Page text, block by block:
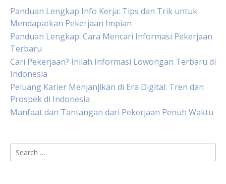
Panduan Lengkap Info Kerja: Tips dan Trik untuk
Mendapatkan Pekerjaan Impian
Panduan Lengkap: Cara Mencari Informasi Pekerjaan
Terbaru
Cari Pekerjaan? Inilah Informasi Lowongan Terbaru di
Indonesia
Peluang Karier Menjanjikan di Era Digital: Tren dan
Prospek di Indonesia
Manfaat dan Tantangan dari Pekerjaan Penuh Waktu
Search
for: